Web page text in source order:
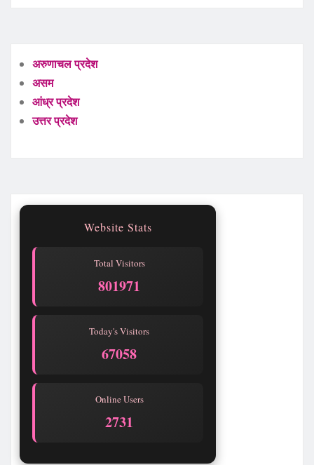
अरुणाचल प्रदेश
असम
आंध्र प्रदेश
उत्तर प्रदेश
Website Stats
Total Visitors
801971
Today's Visitors
67058
Online Users
2731